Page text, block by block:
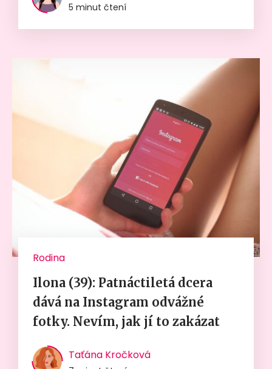
5 minut čtení
Rodina
Ilona (39): Patnáctiletá dcera
dává na Instagram odvážné
fotky. Nevím, jak jí to zakázat
Taťána Kročková